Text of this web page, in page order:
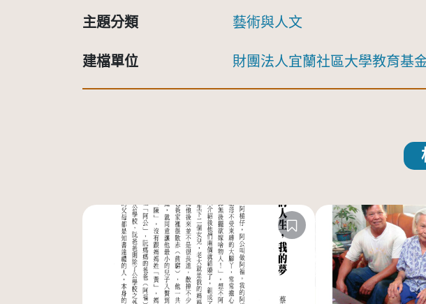
主題分類 藝術與人文
建檔單位 財團法人宜蘭社區大學教育基